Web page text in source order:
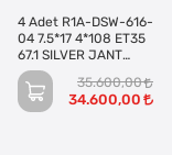
4 Adet R1A-DSW-616-
04 7.5*17 4*108 ET35
67.1 SILVER JANT
(Takım)
35.600,00
34.600,00